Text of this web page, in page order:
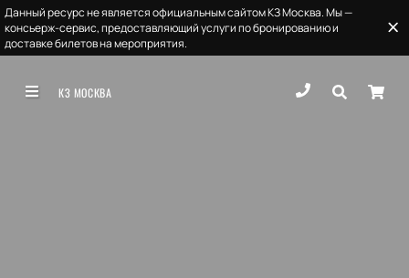
Данный ресурс не является официальным сайтом КЗ Москва. Мы —
консьерж-сервис, предоставляющий услуги по бронированию и
доставке билетов на мероприятия.
КЗ МОСКВА